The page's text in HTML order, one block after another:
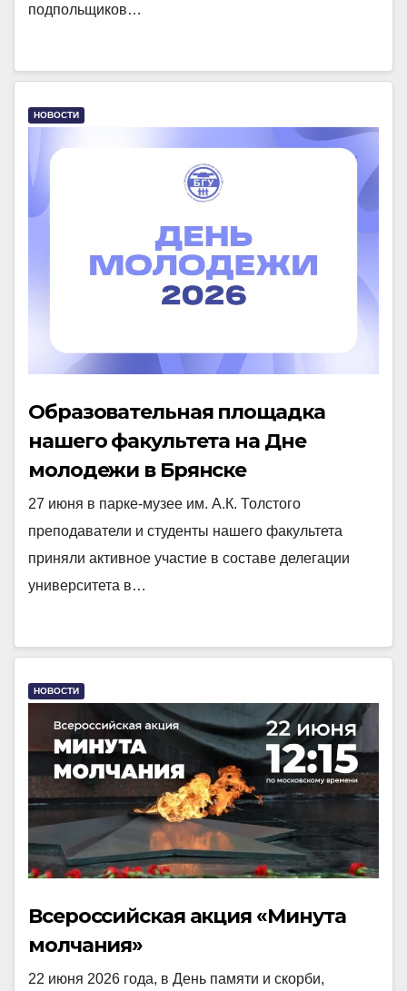
подпольщиков…
НОВОСТИ
Образовательная площадка
нашего факультета на Дне
молодежи в Брянске
27 июня в парке-музее им. А.К. Толстого
преподаватели и студенты нашего факультета
приняли активное участие в составе делегации
университета в…
НОВОСТИ
Всероссийская акция «Минута
молчания»
22 июня 2026 года, в День памяти и скорби,